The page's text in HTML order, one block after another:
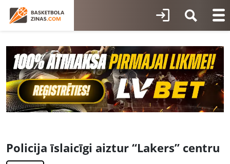
Policija īslaicīgi aiztur “Lakers” centru